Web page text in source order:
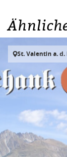
St. Valentin a. d.